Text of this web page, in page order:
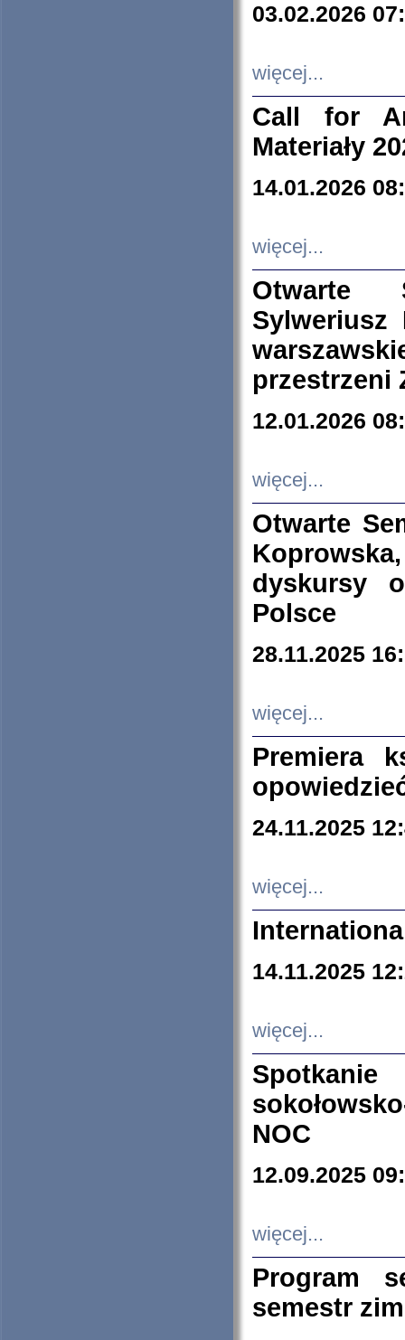
03.02.2026
więcej...
Call for
Materiały
14.01.2026
więcej...
Otwarte
Sylweriusz
przestrzeni
12.01.2026
więcej...
Otwarte
dyskursy
Polsce
28.11.2025
więcej...
Premiera
24.11.2025
więcej...
14.11.2025
więcej...
NOC
12.09.2025
więcej...
Program
semestr